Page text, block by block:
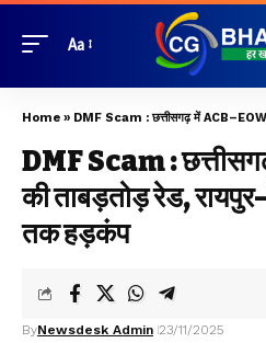
Aa
Home » DMF Scam : छत्तीसगढ़ में ACB–EOW की
DMF Scam :
की ताबड़तोड़ रेड,
तक हड़कंप
ByNewsdesk Admin 23/11/2025